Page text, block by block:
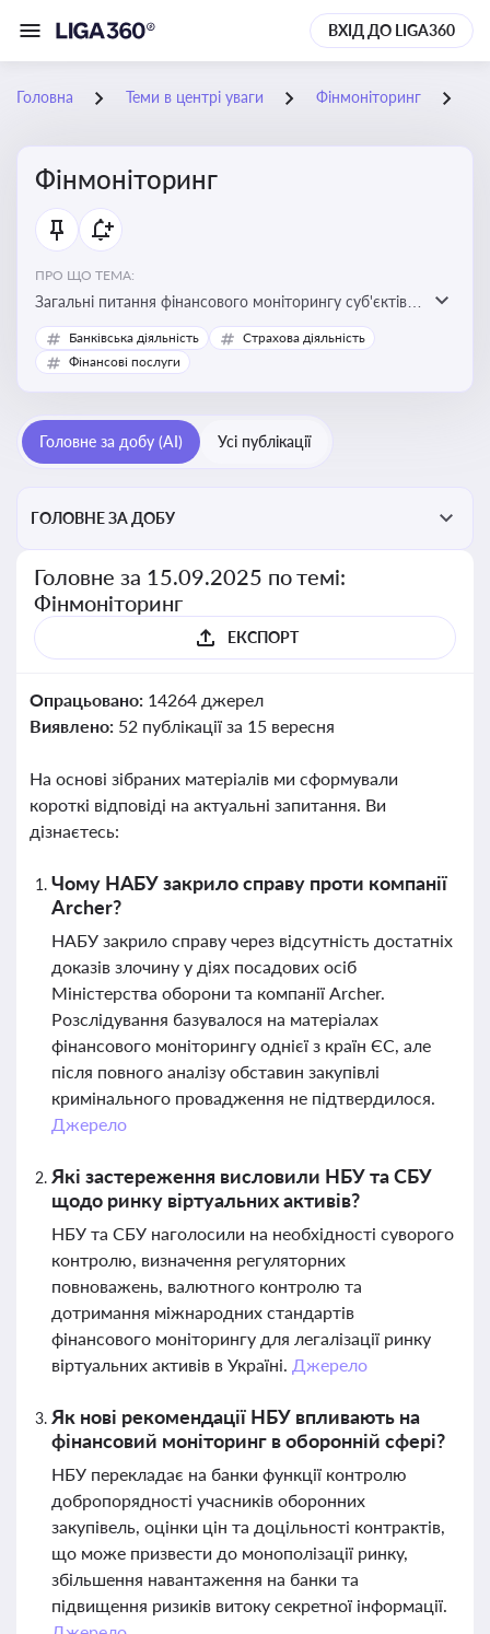
ВХІД ДО LIGA360
Головна Теми в центрі уваги Фінмоніторинг
Фінмоніторинг
ПРО ЩО ТЕМА:
Загальні питання фінансового моніторингу суб'єктів
господарювання, міжбанківський меморандум про
фінмоніторинг
Банківська діяльність
Страхова діяльність
Фінансові послуги
Головне за добу (AI) Усі публікації
ГОЛОВНЕ ЗА ДОБУ
Головне за 15.09.2025 по темі:
Фінмоніторинг
ЕКСПОРТ
Опрацьовано: 14264 джерел
Виявлено: 52 публікації за 15 вересня
На основі зібраних матеріалів ми сформували
короткі відповіді на актуальні запитання. Ви
дізнаєтесь:
Чому НАБУ закрило справу проти компанії
Archer?
НАБУ закрило справу через відсутність достатніх
доказів злочину у діях посадових осіб
Міністерства оборони та компанії Archer.
Розслідування базувалося на матеріалах
фінансового моніторингу однієї з країн ЄС, але
після повного аналізу обставин закупівлі
кримінального провадження не підтвердилося.
Джерело
Які застереження висловили НБУ та СБУ
щодо ринку віртуальних активів?
НБУ та СБУ наголосили на необхідності суворого
контролю, визначення регуляторних
повноважень, валютного контролю та
дотримання міжнародних стандартів
фінансового моніторингу для легалізації ринку
віртуальних активів в Україні. Джерело
Як нові рекомендації НБУ впливають на
фінансовий моніторинг в оборонній сфері?
НБУ перекладає на банки функції контролю
добропорядності учасників оборонних
закупівель, оцінки цін та доцільності контрактів,
що може призвести до монополізації ринку,
збільшення навантаження на банки та
підвищення ризиків витоку секретної інформації.